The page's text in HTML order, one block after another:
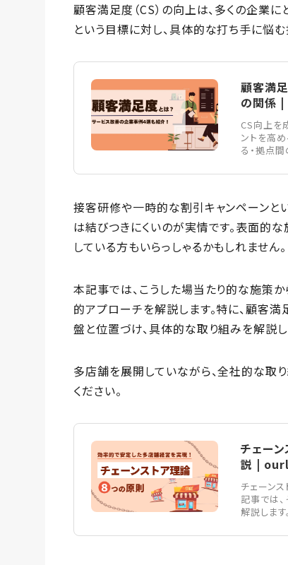
顧客満足度（CS）の向上は、多くの企業
という目標に対し、具体的な打ち手に悩
顧客満
の関係
CS向上を
ントを高
る・拠点
接客研修や一時的な割引キャンペーンと
は結びつきにくいのが実情です。表面的
している方もいらっしゃるかもしれません。
本記事では、こうした場当たり的な施策
的アプローチを解説します。特に、顧客
盤と位置づけ、具体的な取り組みを解説し
多店舗を展開していながら、全社的な取
ください。
チェーン
説 |
チェーン
記事では
解説しま